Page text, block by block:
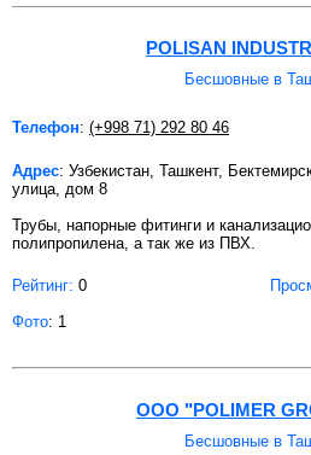
POLISAN
Бесшовные в
Телефон: (+998 71) 292 80 46
Адрес: Узбекистан, Ташкент,
улица, дом 8
Трубы, напорные фитинги и
полипропилена, а так же из ПВХ.
Рейтинг: 0
Фото: 1
ООО "POLIMER
Бесшовные в